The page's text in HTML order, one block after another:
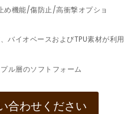
め機能/傷防止/高衝撃オプショ
バイオベースおよびTPU素材が利用
ル層のソフトフォーム
合わせください